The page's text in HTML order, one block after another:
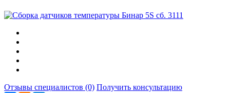
Отзывы специалистов (0) Получить консультацию